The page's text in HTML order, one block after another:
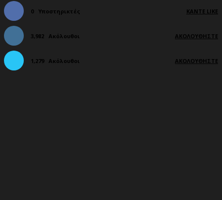
0 Υποστηρικτές ΚΆΝΤΕ LIKE
3,982 Ακόλουθοι ΑΚΟΛΟΥΘΉΣΤΕ
1,279 Ακόλουθοι ΑΚΟΛΟΥΘΉΣΤΕ